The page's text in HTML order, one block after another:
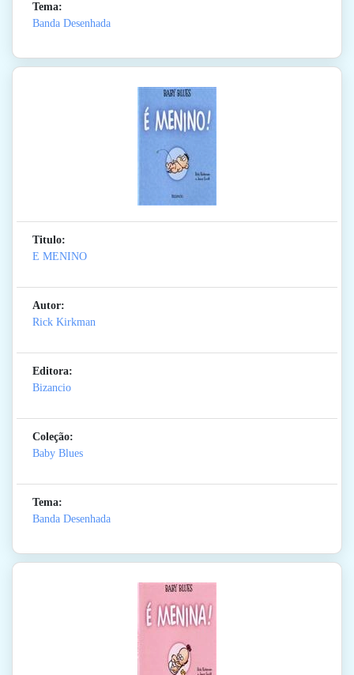
Tema:
Banda Desenhada
Titulo:
E MENINO
Autor:
Rick Kirkman
Editora:
Bizancio
Coleção:
Baby Blues
Tema:
Banda Desenhada